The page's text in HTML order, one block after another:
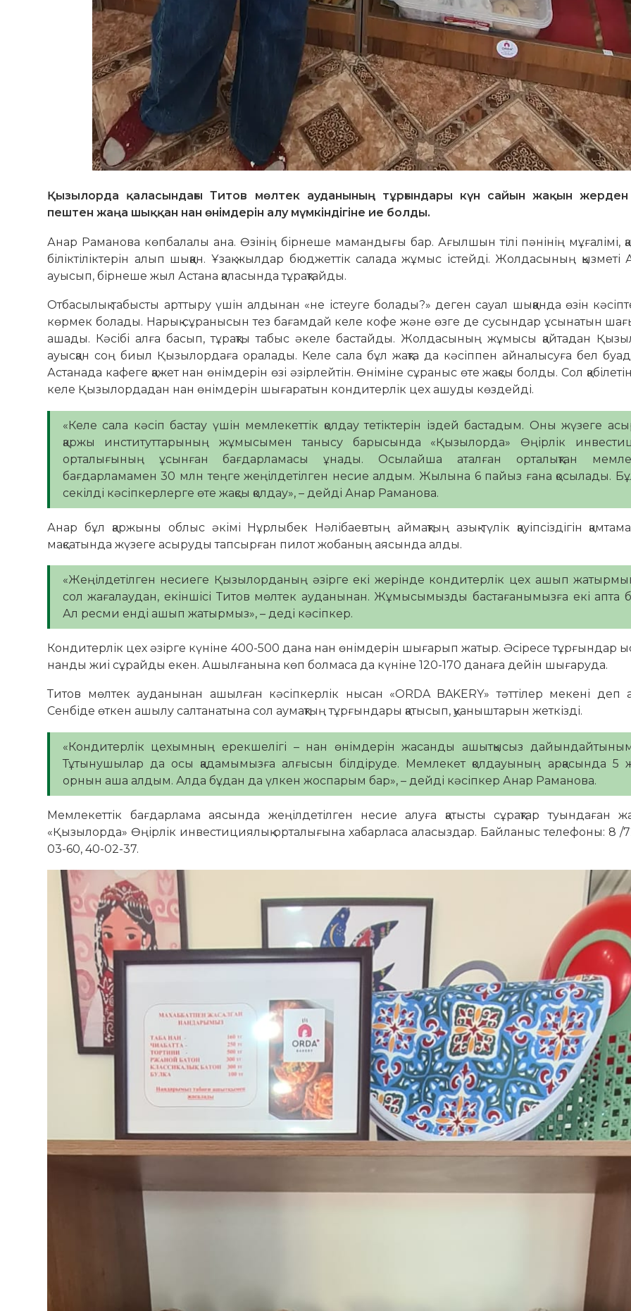
Қызылорда қаласындағы Титов мөлтек ауданының тұрғындары күн сайын жақын
пештен жаңа шыққан нан өнімдерін алу мүмкіндігіне ие болды.
Анар Раманова көпбалалы ана. Өзінің бірнеше мамандығы бар. Ағылшын тілі пәнінің мұғалімі,
біліктіліктерін алып шыққан. Ұзақ жылдар бюджеттік салада жұмыс істейді. Жолдасының қызметі
ауысып, бірнеше жыл Астана қаласында тұрақтайды.
Отбасылық табысты арттыру үшін алдынан «не істеуге болады?» деген сауал шыққанда өзін
көрмек болады. Нарық сұранысын тез бағамдай келе кофе және өзге де сусындар ұсынатын
ашады. Кәсібі алға басып, тұрақты табыс әкеле бастайды. Жолдасының жұмысы қайтадан
ауысқан соң биыл Қызылордаға оралады. Келе сала бұл жақта да кәсіппен айналысуға бел
Астанада кафеге қажет нан өнімдерін өзі әзірлейтін. Өніміне сұраныс өте жақсы болды. Сол
келе Қызылордадан нан өнімдерін шығаратын кондитерлік цех ашуды көздейді.
«Келе сала кәсіп бастау үшін мемлекеттік қолдау тетіктерін іздей бастадым. Оны жүзеге
қаржы институттарының жұмысымен танысу барысында «Қызылорда» Өңірлік
орталығының ұсынған бағдарламасы ұнады. Осылайша аталған орталықтан
бағдарламамен 30 млн теңге жеңілдетілген несие алдым. Жылына 6 пайыз ғана қосылады.
секілді кәсіпкерлерге өте жақсы қолдау», – дейді Анар Раманова.
Анар бұл қаржыны облыс әкімі Нұрлыбек Нәлібаевтың аймақтың азық-түлік қауіпсіздігін
мақсатында жүзеге асыруды тапсырған пилот жобаның аясында алды.
«Жеңілдетілген несиеге Қызылорданың әзірге екі жерінде кондитерлік цех ашып
сол жағалаудан, екіншісі Титов мөлтек ауданынан. Жұмысымызды бастағанымызға екі апта
Ал ресми енді ашып жатырмыз», – деді кәсіпкер.
Кондитерлік цех әзірге күніне 400-500 дана нан өнімдерін шығарып жатыр. Әсіресе тұрғындар
нанды жиі сұрайды екен. Ашылғанына көп болмаса да күніне 120-170 данаға дейін шығаруда.
Титов мөлтек ауданынан ашылған кәсіпкерлік нысан «ORDA BAKERY» тәттілер мекені деп
Сенбіде өткен ашылу салтанатына сол аумақтың тұрғындары қатысып, қуаныштарын жеткізді.
«Кондитерлік цехымның ерекшелігі – нан өнімдерін жасанды ашытқысыз
Тұтынушылар да осы қадамымызға алғысын білдіруде. Мемлекет қолдауының арқасында 5
орнын аша алдым. Алда бұдан да үлкен жоспарым бар», – дейді кәсіпкер Анар Раманова.
Мемлекеттік бағдарлама аясында жеңілдетілген несие алуға қатысты сұрақтар туындаған
«Қызылорда» Өңірлік инвестициялық орталығына хабарласа аласыздар. Байланыс телефоны: 8 /
03-60, 40-02-37.